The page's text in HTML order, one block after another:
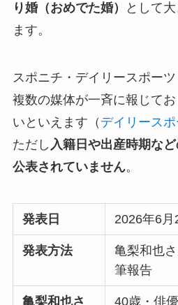
り婚（おめでた婚）
として
ます。
スポニチ・デイリースポー
複数の媒体が一斉に報じて
いといえます（ デイリースポ
ただし 入籍日や出産時期な
公表されていません。
発表日 2026年6月
発表方法
亀梨和也
筆報告
亀梨和也さ
40歳・俳